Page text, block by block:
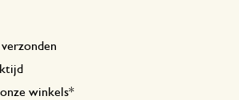
winkels*